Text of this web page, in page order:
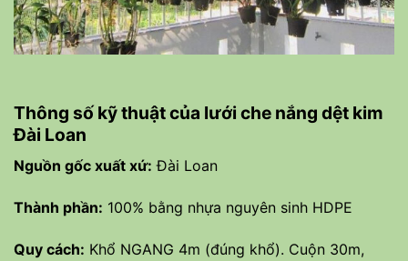
Thông số kỹ thuật của lưới che nắng dệt kim
Đài Loan
Nguồn gốc xuất xứ: Đài Loan
Thành phần: 100% bằng nhựa nguyên sinh HDPE
Quy cách: Khổ NGANG 4m (đúng khổ). Cuộn 30m,